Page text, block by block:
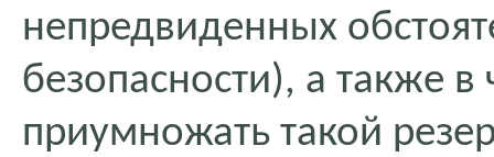
непредвиденных
безопасности), а также в
приумножать такой